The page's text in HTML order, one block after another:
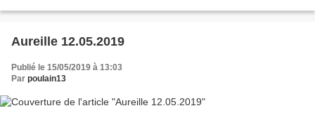
Aureille 12.05.2019
Publié le 15/05/2019 à 13:03
Par poulain13